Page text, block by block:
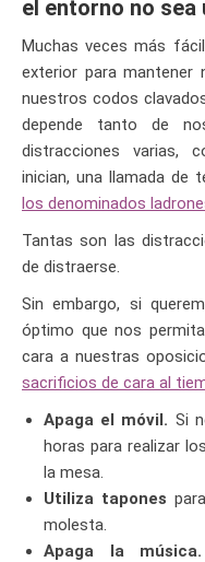
el entorno no
Muchas veces más
exterior para
nuestros codos
depende tanto de
distracciones varias,
inician, una llamada de
los denominados
Tantas son las
de distraerse.
Sin embargo, si
óptimo que nos
cara a nuestras
sacrificios de cara al
Apaga el móvil. Si
horas para realizar
la mesa.
Utiliza tapones
molesta.
Apaga la música.